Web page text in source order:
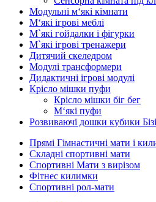
Модульні м‘які кімнати
М‘які ігрові меблі
М`які гойдалки і фігурки
М`які ігрові тренажери
Дитячий скеледром
Модулі трансформери
Дидактичні ігрові модулі
Крісло мішки пуфи
Крісло мішки біг бег
М‘які пуфи
Розвиваючі дошки кубики
Прямі Гімнастичні мати і
Складні спортивні мати
Спортивні Мати з вирізом
Фітнес килимки
Спортивні рол-мати